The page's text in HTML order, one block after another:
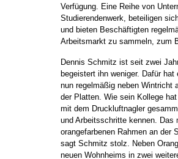
Verfügung. Eine Reihe von
Studierendenwerk, beteiligen
und bieten Beschäftigten
Arbeitsmarkt zu sammeln, zum
Dennis Schmitz ist seit zwei
begeistert ihn weniger. Dafür
nun regelmäßig neben Wintricht
der Platten. Wie sein Kollege
mit dem Druckluftnagler
und Arbeitsschritte kennen.
orangefarbenen Rahmen an der
sagt Schmitz stolz. Neben
neuen Wohnheims in zwei